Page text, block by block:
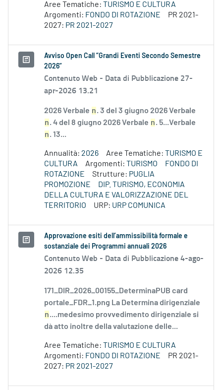
Aree Tematiche: TURISMO E CULTURA
Argomenti: FONDO DI ROTAZIONE
PR 2021-
2027: PR 2021-2027
Avviso Open Call “Grandi Eventi Secondo Semestre
2026”
Contenuto Web - Data di Pubblicazione 27-
apr-2026 13.21
2026 Verbale n. 3 del 3 giugno 2026 Verbale
n. 4 del 8 giugno 2026 Verbale n. 5...Verbale
n. 13...
Annualità: 2026 Aree Tematiche: TURISMO E
CULTURA
Argomenti: TURISMO
FONDO DI
ROTAZIONE
Strutture: PUGLIA
PROMOZIONE
DIP. TURISMO, ECONOMIA
DELLA CULTURA E VALORIZZAZIONE DEL
TERRITORIO
URP: URP COMUNICA
Approvazione esiti dell’ammissibilità formale e
sostanziale dei Programmi annuali 2026
Contenuto Web - Data di Pubblicazione 4-ago-
2026 12.35
171_DIR_2026_00155_DeterminaPUB card
portale_FDR_1.png La Determina dirigenziale
n....medesimo provvedimento dirigenziale si
dà atto inoltre della valutazione delle...
Aree Tematiche: TURISMO E CULTURA
Argomenti: FONDO DI ROTAZIONE
PR 2021-
2027: PR 2021-2027